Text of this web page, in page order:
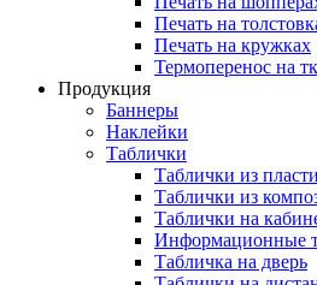
Печать на
Печать на кружках
Термоперенос на
Продукция
Баннеры
Наклейки
Таблички
Таблички из
Таблички из
Таблички на
Информационные
Табличка на дверь